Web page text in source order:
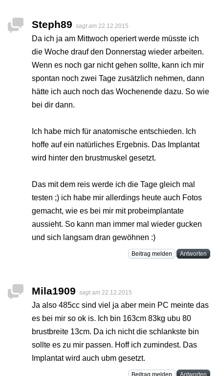
Steph89 sagt am 22.12.2015
Da ich ja am Mittwoch operiert werde müsste ich
die Woche drauf den Donnerstag wieder arbeiten.
Wenn es noch gar nicht gehen sollte, kann ich mir
spontan noch zwei Tage zusätzlich nehmen, dann
hätte ich auch noch das Wochenende dazu. So wie
bei dir dann.
Ich habe mich für anatomische entschieden. Ich
hoffe auf ein natürliches Ergebnis. Das Implantat
wird hinter den brustmuskel gesetzt.
Das mit dem reis werde ich die Tage gleich mal
testen ;) ich habe mir allerdings heute auch Fotos
gemacht, wie es bei mir mit probeimplantate
aussieht. So kann man immer mal wieder gucken
und sich langsam dran gewöhnen :)
Beitrag melden Antworten
Mila1909 sagt am 22.12.2015
Ja also 485cc sind viel ja aber mein PC meinte das
es bei mir so ok is. Ich bin 163cm 83kg ubu 80
brustbreite 13cm. Da ich nicht die schlankste bin
sollte es zu mir passen. Hoff ich zumindest. Das
Implantat wird auch ubm gesetzt.